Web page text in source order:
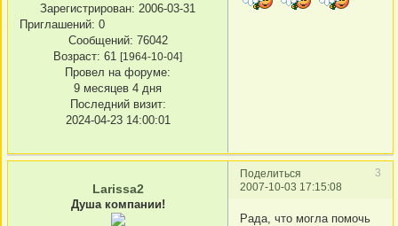
Зарегистрирован: 2006-03-31
Приглашений: 0
Сообщений: 76042
Возраст: 61 [1964-10-04]
Провел на форуме:
9 месяцев 4 дня
Последний визит:
2024-04-23 14:00:01
Поделиться
3
2007-10-03 17:15:08
Larissa2
Душа компании!
Рада, что могла помочь